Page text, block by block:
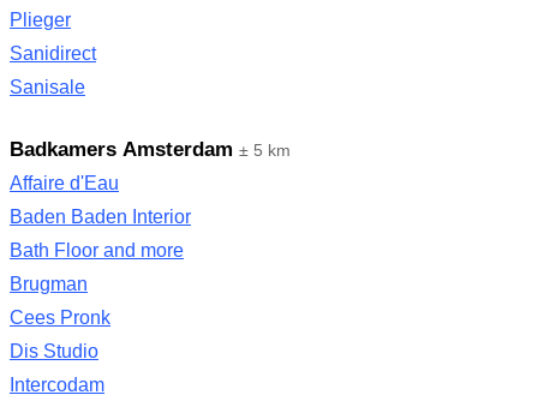
Plieger
Sanidirect
Sanisale
Badkamers Amsterdam ± 5 km
Affaire d'Eau
Baden Baden Interior
Bath Floor and more
Brugman
Cees Pronk
Dis Studio
Intercodam